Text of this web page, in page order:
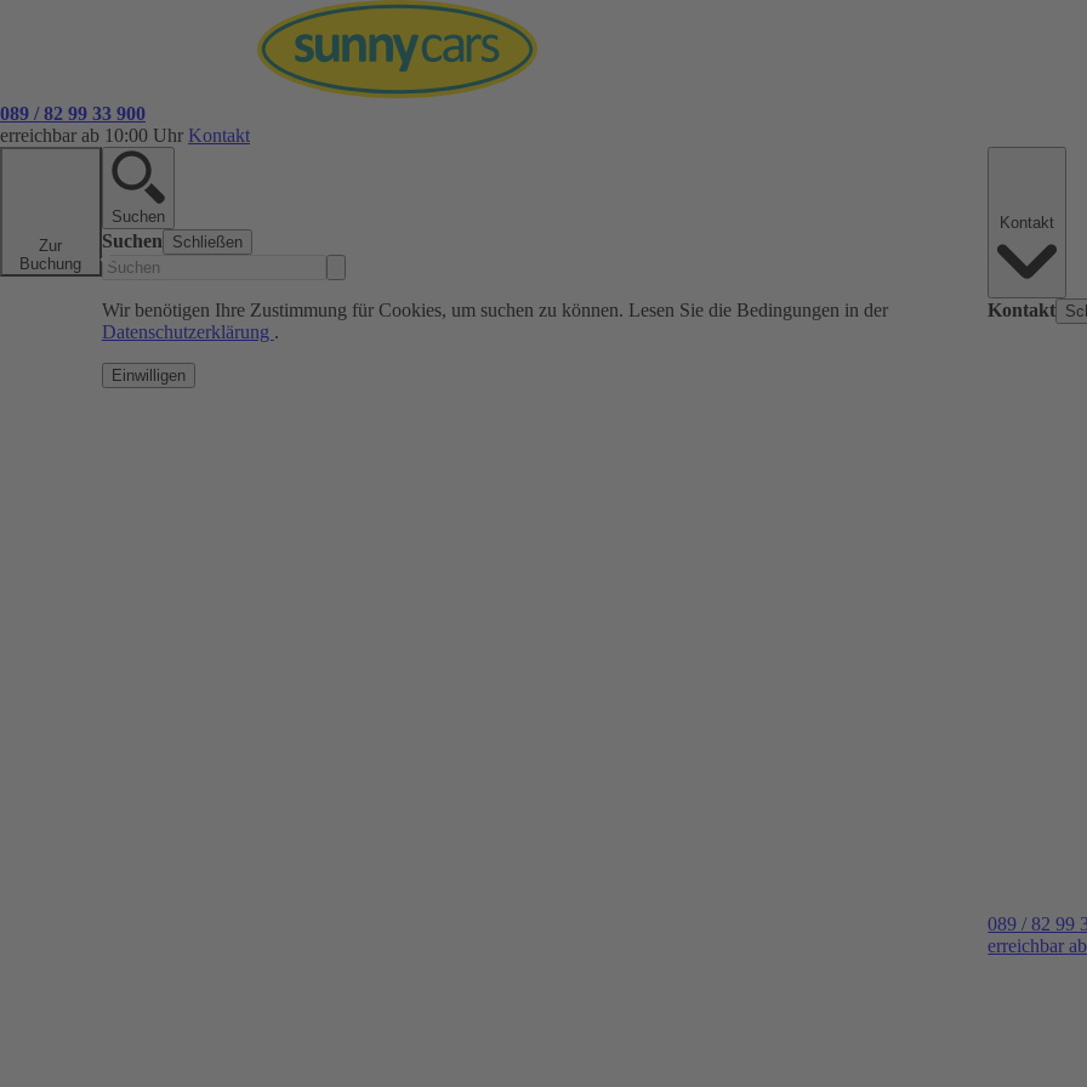
089 / 82 99 33 900
erreichbar ab 10:00 Uhr Kontakt
Zur
Buchung
Suchen
Suchen Schließen
Wir benötigen Ihre Zustimmung für Cookies, um suchen zu können. Lesen Sie die Bedingungen in der
Datenschutzerklärung .
Einwilligen
Kontakt
089 / 82 99
erreichbar